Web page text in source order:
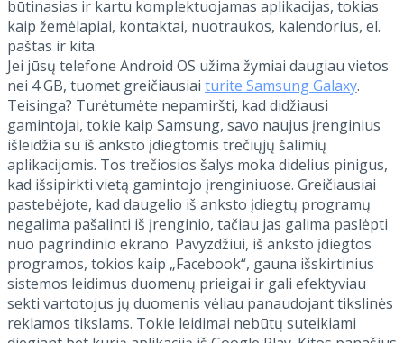
būtinasias ir kartu komplektuojamas aplikacijas, tokias
kaip žemėlapiai, kontaktai, nuotraukos, kalendorius, el.
paštas ir kita.
Jei jūsų telefone Android OS užima žymiai daugiau vietos
nei 4 GB, tuomet greičiausiai turite Samsung Galaxy.
Teisinga? Turėtumėte nepamiršti, kad didžiausi
gamintojai, tokie kaip Samsung, savo naujus įrenginius
išleidžia su iš anksto įdiegtomis trečiųjų šalimių
aplikacijomis. Tos trečiosios šalys moka didelius pinigus,
kad išsipirkti vietą gamintojo įrenginiuose. Greičiausiai
pastebėjote, kad daugelio iš anksto įdiegtų programų
negalima pašalinti iš įrenginio, tačiau jas galima paslėpti
nuo pagrindinio ekrano. Pavyzdžiui, iš anksto įdiegtos
programos, tokios kaip „Facebook“, gauna išskirtinius
sistemos leidimus duomenų prieigai ir gali efektyviau
sekti vartotojus jų duomenis vėliau panaudojant tikslinės
reklamos tikslams. Tokie leidimai nebūtų suteikiami